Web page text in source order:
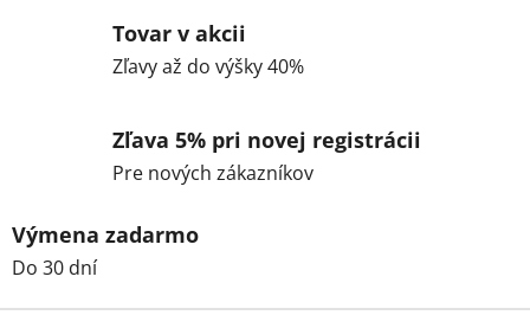
Tovar v akcii
Zľavy až do výšky 40%
Zľava 5% pri novej registrácii
Pre nových zákazníkov
Výmena zadarmo
Do 30 dní